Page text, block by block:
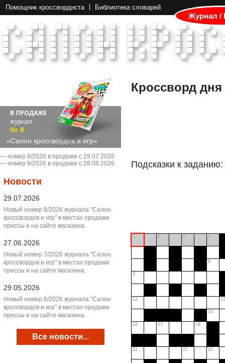
Помощник кроссвордиста Библиотека словарей
Журнал /
В ПРОДАЖЕ
журнал
№ 8
«Салон кроссвордов и игр»
― номер 8/2026 в продаже с 29.07.2026
― номер 9/2026 в продаже с 28.08.2026
Новости
29.07.2026
Новый номер 8/2026 журнала "Салон
кроссвордов и игр" в местах продажи
прессы и на сайте магазина.
27.06.2026
Новый номер 7/2026 журнала "Салон
кроссвордов и игр" в местах продажи
прессы и на сайте магазина.
29.05.2026
Новый номер 6/2026 журнала "Салон
кроссвордов и игр" в местах продажи
прессы и на сайте магазина.
Все новости...
Кроссворд дня
Подсказки к заданию:
1 2 3 4
8
9
12 13
14
16 17 18
21 22 23